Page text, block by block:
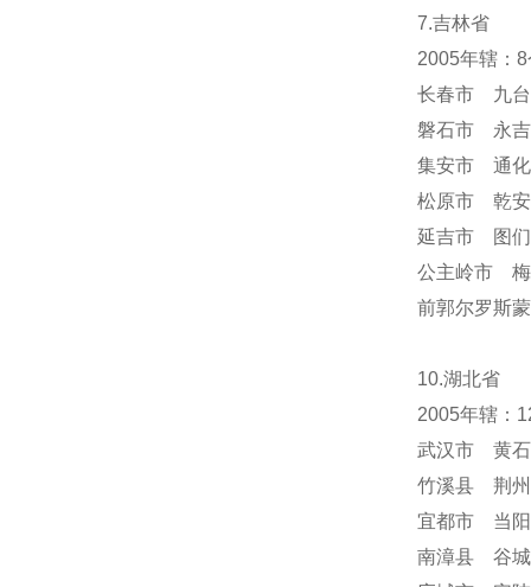
7.吉林省
2005年辖：
长春市 九
磐石市 永
集安市 通
松原市 乾
延吉市 图
公主岭市
前郭尔罗斯
10.湖北省
2005年辖：
武汉市 黄
竹溪县 荆
宜都市 当
南漳县 谷